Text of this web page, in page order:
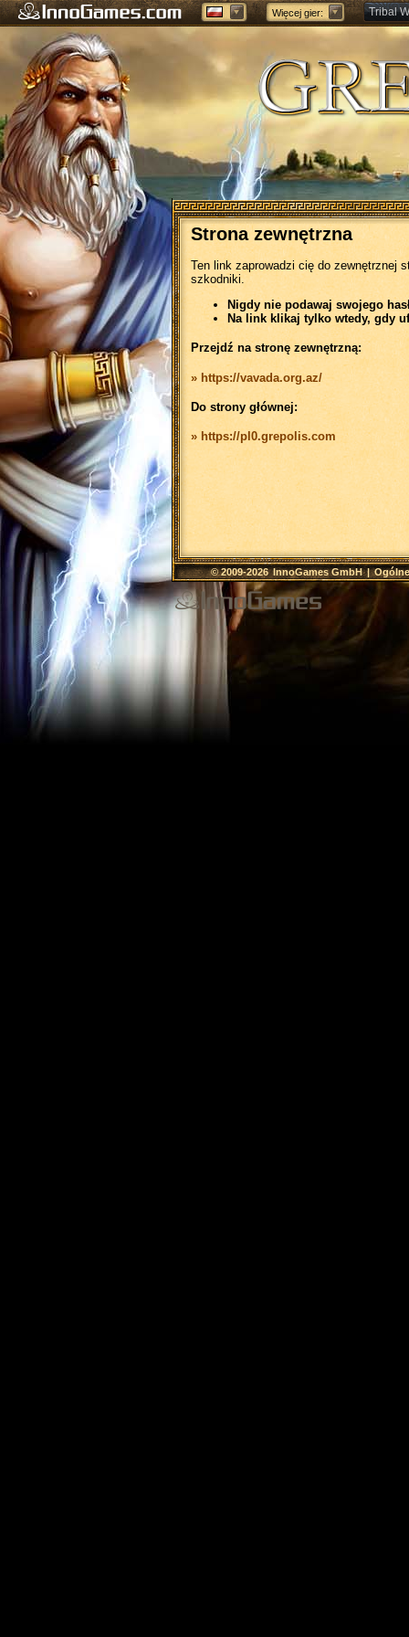
Więcej gier: Tribal
Forge
Strona zewnętrzna
Ten link zaprowadzi cię do zewnętrznej
szkodniki.
Nigdy nie podawaj swojego
Na link klikaj tylko wtedy, gdy
Przejdź na stronę zewnętrzną:
» https://vavada.org.az/
Do strony głównej:
» https://pl0.grepolis.com
© 2009-2026InnoGames GmbH|